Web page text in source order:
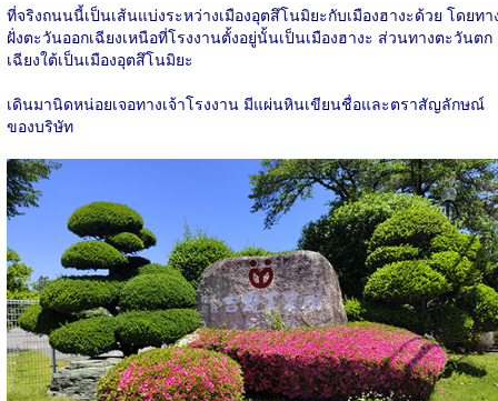
ที่จริงถนนนี้เป็นเส้นแบ่งระหว่างเมืองอุตสึโนมิยะกับเมืองฮางะด้วย โดยทา
ฝั่งตะวันออกเฉียงเหนือที่โรงงานตั้งอยู่นั้นเป็นเมืองฮางะ ส่วนทางตะวันตก
เฉียงใต้เป็นเมืองอุตสึโนมิยะ
เดินมานิดหน่อยเจอทางเจ้าโรงงาน มีแผ่นหินเขียนชื่อและตราสัญลักษณ์
ของบริษัท